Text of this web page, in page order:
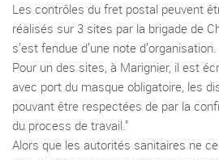
Les contrôles du fret postal peuvent
réalisés sur 3 sites par la brigade de
s’est fendue d’une note d’organisation.
Pour un des sites, à Marignier, il est
avec port du masque obligatoire, les
pouvant être respectées de par la
du process de travail."
Alors que les autorités sanitaires ne